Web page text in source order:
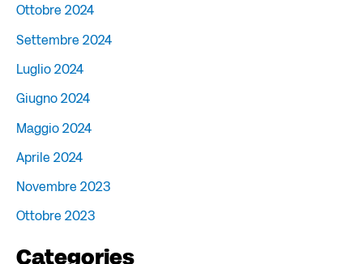
Ottobre 2024
Settembre 2024
Luglio 2024
Giugno 2024
Maggio 2024
Aprile 2024
Novembre 2023
Ottobre 2023
Categories